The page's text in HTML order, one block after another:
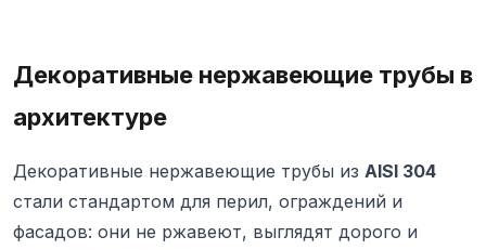
Декоративные нержавеющие трубы в
архитектуре
Декоративные нержавеющие трубы из AISI 304
стали стандартом для перил, ограждений и
фасадов: они не ржавеют, выглядят дорого и